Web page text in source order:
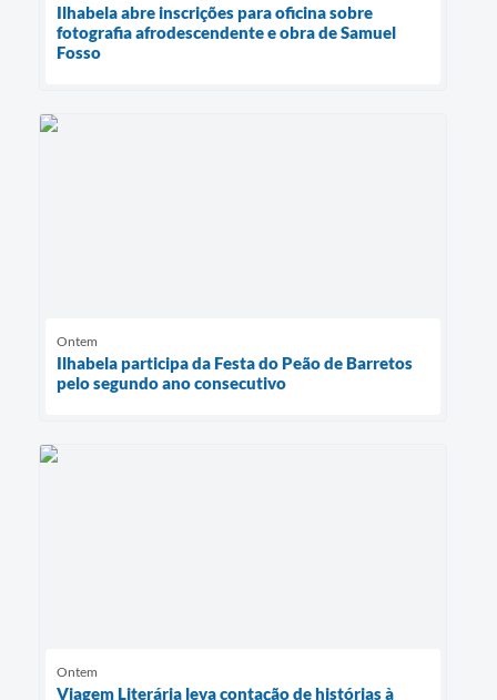
Ilhabela abre inscrições para oficina sobre
fotografia afrodescendente e obra de Samuel
Fosso
Ontem
Ilhabela participa da Festa do Peão de Barretos
pelo segundo ano consecutivo
Ontem
Viagem Literária leva contação de histórias à